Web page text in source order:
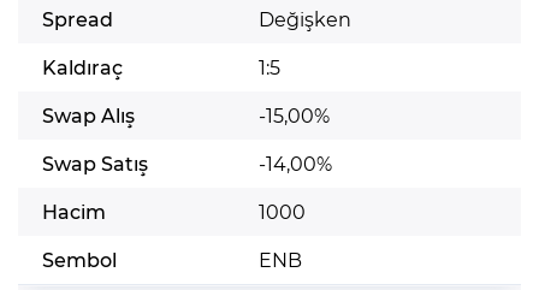
Spread
Değişken
Kaldıraç
1:5
Swap Alış
-15,00%
Swap Satış
-14,00%
Hacim
1000
Sembol
ENB